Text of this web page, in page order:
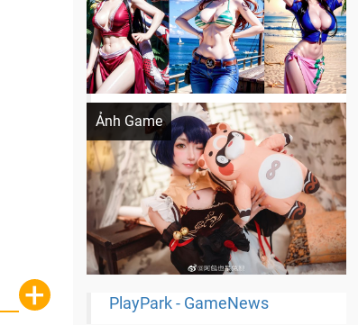
+
Ảnh Game
Cosplay Xiangling siêu cute
PlayPark - GameNews